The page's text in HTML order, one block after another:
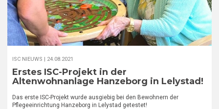
ISC NIEUWS | 24.08.2021
Erstes ISC-Projekt in der
Altenwohnanlage Hanzeborg in Lelystad!
Das erste ISC-Projekt wurde ausgiebig bei den Bewohnern der
Pflegeeinrichtung Hanzeborg in Lelystad getestet!